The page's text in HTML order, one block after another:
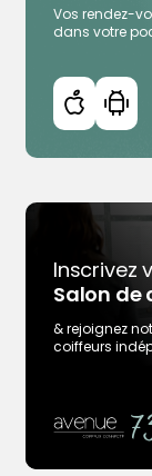
Vos rendez-
dans votre
Inscrivez
Salon de
& rejoignez
coiffeurs